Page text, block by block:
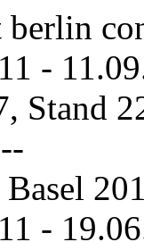
berlin
-
Stand
-